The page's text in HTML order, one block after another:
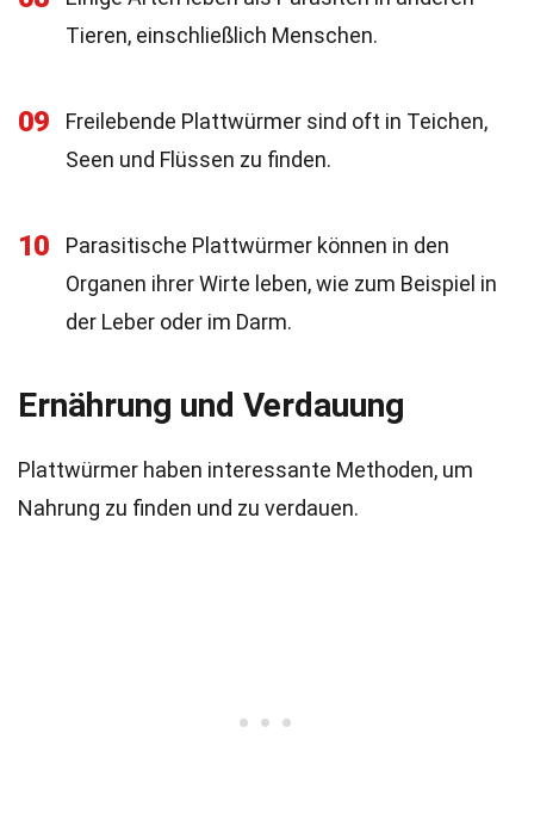
Tieren, einschließlich Menschen.
09
Freilebende Plattwürmer sind oft in Teichen,
Seen und Flüssen zu finden.
10
Parasitische Plattwürmer können in den
Organen ihrer Wirte leben, wie zum Beispiel in
der Leber oder im Darm.
Ernährung und Verdauung
Plattwürmer haben interessante Methoden, um
Nahrung zu finden und zu verdauen.